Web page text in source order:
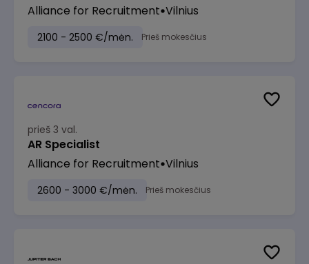
Alliance for Recruitment Vilnius
2100 - 2500 €/mėn. Prieš mokesčius
prieš 3 val.
AR Specialist
Alliance for Recruitment Vilnius
2600 - 3000 €/mėn. Prieš mokesčius